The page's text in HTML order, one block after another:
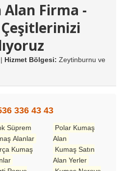
Alan Firma -
| Hizmet Bölgesi: Zeytinburnu ve
336 43 43
Süprem
Alanlar
Kumaş
Polar Kumaş
Alan
Kumaş Satın
Alan Yerler